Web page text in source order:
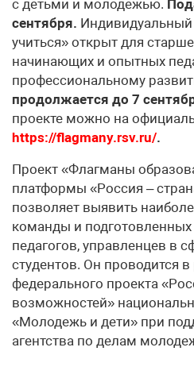
с детьми и молодежью.
сентября. Индивидуальный
учиться» открыт для
начинающих и опытных
профессиональному
продолжается до 7
проекте можно на
https://flagmany.rsv.ru/.
Проект «Флагманы
платформы «Россия –
позволяет выявить
команды и
педагогов, управленцев в
студентов. Он проводится
федерального проекта
возможностей»
«Молодежь и дети» при
агентства по делам